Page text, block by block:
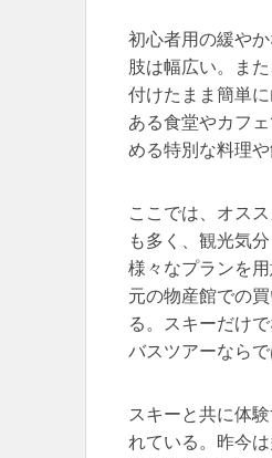
初心者用の緩や
肢は幅広い。ま
付けたまま簡単
ある食堂やカフ
める特別な料理
ここでは、オス
も多く、観光気
様々なプランを
元の物産館での
る。スキーだけ
バスツアーならで
スキーと共に体
れている。昨今